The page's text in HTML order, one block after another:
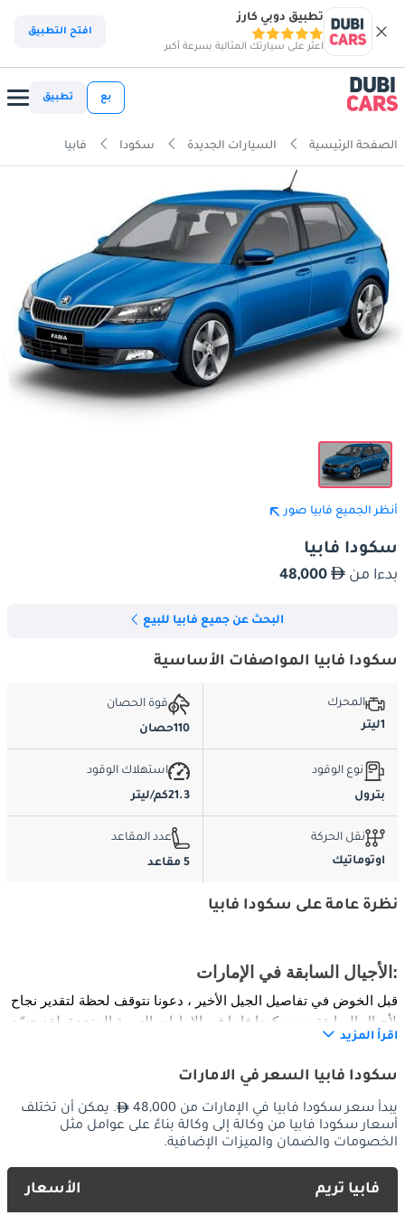
تطبيق دوبي كارز
اعثر على سيارتك المثالية بسرعة أكبر
افتح التطبيق
بع تطبيق
الصفحة الرئيسية السيارات الجديدة سكودا فابيا
أنظر الجميع فابيا صور
سكودا فابيا
بدءا من 48,000
البحث عن جميع فابيا للبيع
سكودا فابيا المواصفات الأساسية
المحرك
1ليتر
قوة الحصان
110حصان
نوع الوقود
بترول
استهلاك الوقود
21.3كم/ليتر
نقل الحركة
اوتوماتيك
عدد المقاعد
5 مقاعد
نظرة عامة على سكودا فابيا
الأجيال السابقة في الإمارات:
لحجمها الصغير وعمليتها وقدرتها على تحمل التكاليف.
الخارج:
يتميز أحدث جيل من سكودا فابيا بتصميم خارجي أنيق وعصري يبرز
بسهولة على طرق الإمارات العربية المتحدة. تخلق خطوطها النظيفة
وشكلها المميز وتفاصيلها الدقيقة انطباعًا عن الحداثة والرقي. تضيف
اقرأ المزيد
سكودا فابيا السعر في الامارات
يبدأ سعر سكودا فابيا في الإمارات من 48,000
. يمكن أن تختلف
أسعار سكودا فابيا من وكالة إلى وكالة بناءً على عوامل مثل
الخصومات والضمان والميزات الإضافية.
فابيا تريم الأسعار